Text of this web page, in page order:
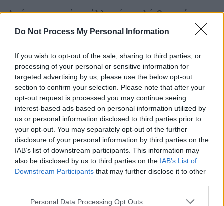
Do Not Process My Personal Information
If you wish to opt-out of the sale, sharing to third parties, or
processing of your personal or sensitive information for
targeted advertising by us, please use the below opt-out
section to confirm your selection. Please note that after your
opt-out request is processed you may continue seeing
interest-based ads based on personal information utilized by
us or personal information disclosed to third parties prior to
your opt-out. You may separately opt-out of the further
disclosure of your personal information by third parties on the
IAB’s list of downstream participants. This information may
also be disclosed by us to third parties on the IAB’s List of
Downstream Participants that may further disclose it to other
Please note that this website/app uses one or more Google
Personal Data Processing Opt Outs
Από κει και πέρα, άλλη μία πολύ βασική
υποχρέωσή μας είναι η διαχείριση των
κινδύνων στα υπουργεία σας. Πιθανόν να
είναι και σημαντικότερο απαιτούμενο από
τον προγραμματισμό.
Διαχείριση των κινδύνων σημαίνει, ότι έχετε
εντοπίσει τους διάφορους κινδύνους που
απειλούν τις δραστηριότητες, την
οικονομική ζωή, οτιδήποτε αφορά τις
αρμοδιότητές σας.
Έχετε εντοπίσει, λοιπόν, τους κινδύνους και
σε αυτό θα σας βοηθήσουν οι εσωτερικοί
ελεγκτές που έχετε στα υπουργεία σας, οι
οποίοι θα έπρεπε ή πρέπει, να έχουν ήδη